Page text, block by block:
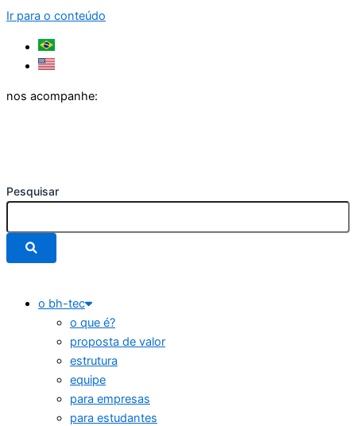
Ir para o conteúdo
nos acompanhe:
Pesquisar
o bh-tec
o que é?
proposta de valor
estrutura
equipe
para empresas
para estudantes